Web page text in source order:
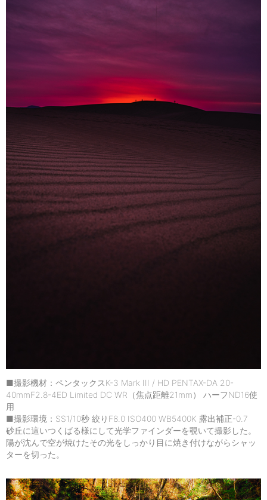
■撮影機材：ペンタックスK-3 Mark III / HD PENTAX-DA 20-
40mmF2.8-4ED Limited DC WR（焦点距離21mm） ハーフND16使
用
■撮影環境：SS1/10秒 絞りF8.0 ISO400 WB5400K 露出補正-0.7
砂丘に這いつくばる様にして光学ファインダーを覗いて撮影した。
陽が沈んで空が焼けたその光をしっかり目に焼き付けながらシャッ
ターを切った。